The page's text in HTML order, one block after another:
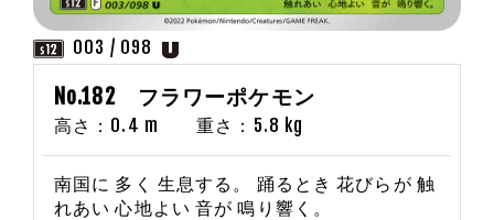
003 / 098
No.182 フラワーポケモン
高さ：0.4 m 重さ：5.8 kg
南国に 多く 生息する。 踊るとき 花びらが 触
れあい 心地よい 音が 鳴り響く。